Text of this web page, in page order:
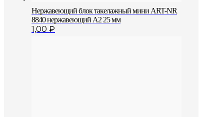
Нержавеющий блок такелажный мини ART-NR
8840 нержавеющий A2 25 мм
1,00 ₽